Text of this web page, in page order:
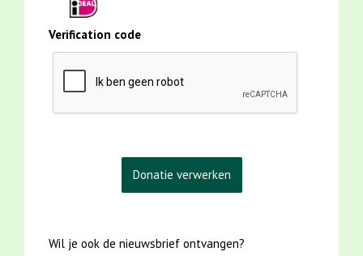
Verification code
Wil je ook de nieuwsbrief ontvangen?